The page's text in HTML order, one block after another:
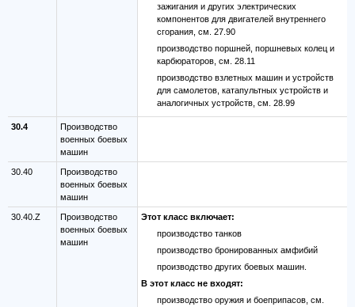
зажигания и других электрических
компонентов для двигателей внутреннего
сгорания, см. 27.90
производство поршней, поршневых колец и
карбюраторов, см. 28.11
производство взлетных машин и устройств
для самолетов, катапультных устройств и
аналогичных устройств, см. 28.99
30.4
Производство
военных боевых
машин
30.40
Производство
военных боевых
машин
30.40.Z
Производство
военных боевых
машин
Этот класс включает:
производство танков
производство бронированных амфибий
производство других боевых машин.
В этот класс не входят:
производство оружия и боеприпасов, см.